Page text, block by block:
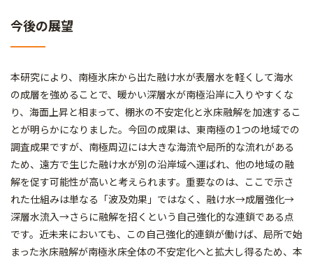
今後の展望
本研究により、南極氷床から出た融け水が表層水を軽くして海水
の成層を強めることで、暖かい深層水が南極沿岸に入りやすくな
り、海面上昇と相まって、棚氷の不安定化と氷床融解を加速するこ
とが明らかになりました。今回の成果は、東南極の1つの地域での
調査成果ですが、南極周辺には大きな海流や局所的な流れがある
ため、遠方で生じた融け水が別の沿岸域へ運ばれ、他の地域の融
解を促す可能性が高いと考えられます。重要なのは、ここで示さ
れた仕組みは単なる「波及効果」ではなく、融け水→成層強化→
深層水流入→さらに融解を招くという自己強化的な連鎖である点
です。近未来においても、この自己強化的連鎖が働けば、局所で始
まった氷床融解が南極氷床全体の不安定化へと拡大し得るため、本